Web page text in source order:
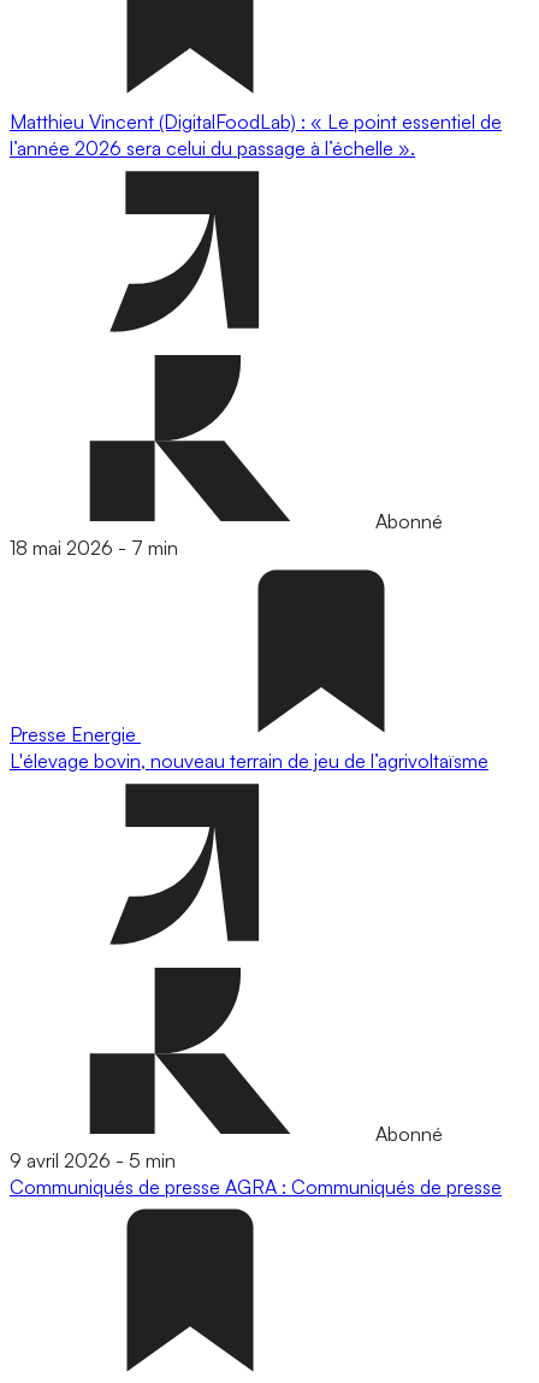
Matthieu Vincent (DigitalFoodLab) : « Le point essentiel de
l’année 2026 sera celui du passage à l’échelle ».
Abonné
18 mai 2026 - 7 min
Presse Energie
L'élevage bovin, nouveau terrain de jeu de l’agrivoltaïsme
Abonné
9 avril 2026 - 5 min
Communiqués de presse AGRA : Communiqués de presse